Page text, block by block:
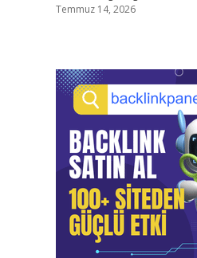
Temmuz 14, 2026